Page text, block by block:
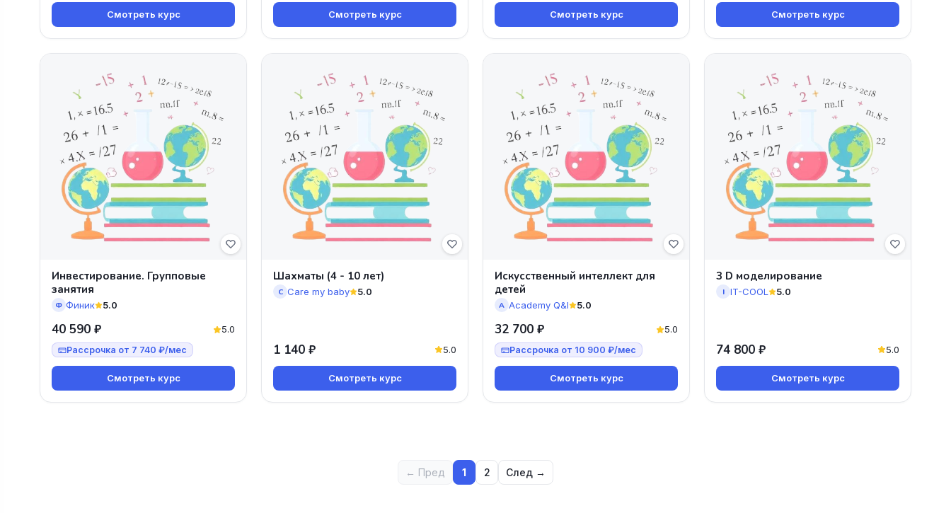
Смотреть курс Смотреть курс Смотреть курс Смотреть курс
Инвестирование. Групповые
занятия
Ф Финик 5.0
40 590 ₽ 5.0
Рассрочка от 7 740 ₽/мес
Смотреть курс
Шахматы (4 - 10 лет)
C Care my baby 5.0
1 140 ₽ 5.0
Смотреть курс
Искусственный интеллект для
детей
A Academy Q&I 5.0
32 700 ₽ 5.0
Рассрочка от 10 900 ₽/мес
Смотреть курс
3 D моделирование
I IT-COOL 5.0
74 800 ₽ 5.0
Смотреть курс
← Пред 1 2 След →